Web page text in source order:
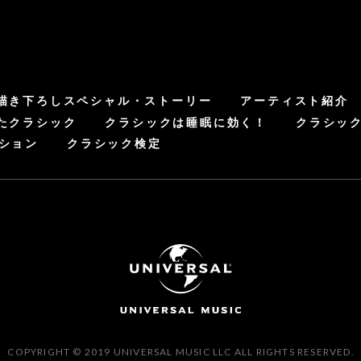
き下ろしスペシャル・ストーリー
アーティスト紹介
クラシック
クラシックは睡眠に効く！
クラシッ
ョン
クラシック検定
COPYRIGHT © 2019 UNIVERSAL MUSIC LLC ALL RIGHTS RESERVED.